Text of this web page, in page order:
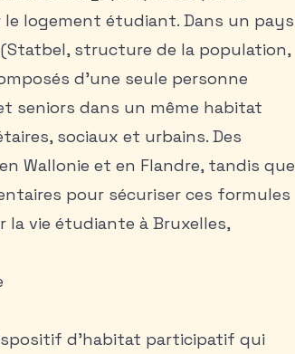
logement étudiant. Dans un pays
structure de la population,
d’une seule personne
seniors dans un même habitat
sociaux et urbains. Des
Wallonie et en Flandre, tandis que
pour sécuriser ces formules
la vie étudiante à Bruxelles,
d’habitat participatif qui